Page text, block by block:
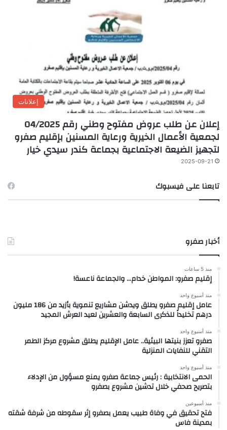
إعلانات
إعلان عن طلب عروض مفتوح وطني رقم 04/2025
لجمعية الأعمال الخيرية ورعاية المسنين بإقليم صفرو
لتجهيز الضيعة الاجتماعية بجماعة كندر سيدي خيار
2025-09-21
تابعنا على فيسبوك
أخبار صفرو
منذ 5 ساعات
إقليم صفرو: المواطن خدام… والجماعة ناعسة!
منذ أسبوع واحد
عامل إقليم صفرو يطلق ويدشن مشاريع تنموية بأزيد من 186 مليون
درهم تخليداً للذكرى السابعة والعشرين لعيد العرش المجيد
منذ أسبوع واحد
صفرو تعزز بنيتها البيئية.. عامل الإقليم يطلق مشروع مركز الطمر
التقني للنفايات المنزلية
منذ أسبوع واحد
الحمى الانتخابية : رئيس جماعة صفرو يمنع مسؤول من الإدلاء
بتصريح صحفي خلال تدشين مشروع بصفرو
منذ أسبوعين
فتح تحقيق في وفاة طبيب يعمل بصفرو إثر سقوطه من شرفة شقته
بمدينة فاس